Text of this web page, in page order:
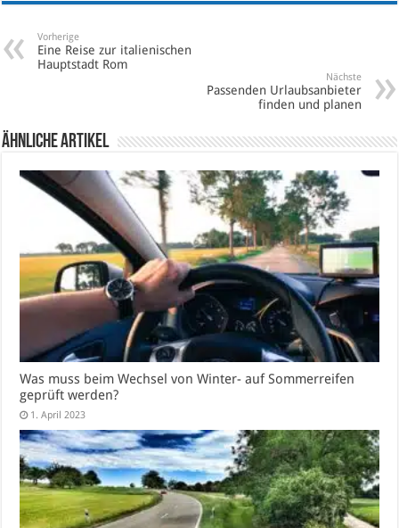
Vorherige
Eine Reise zur italienischen
Hauptstadt Rom
Nächste
Passenden Urlaubsanbieter
finden und planen
Ähnliche Artikel
Was muss beim Wechsel von Winter- auf Sommerreifen
geprüft werden?
1. April 2023